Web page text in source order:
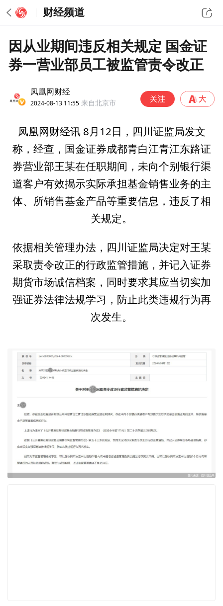
财经频道
因从业期间违反相关规定 国金证
券一营业部员工被监管责令改正
凤凰网财经
2024-08-13 11:55 来自北京市
凤凰网财经讯 8月12日，四川证监局发文
称，经查，国金证券成都青白江青江东路证
券营业部王某在任职期间，未向个别银行渠
道客户有效揭示实际承担基金销售业务的主
体、所销售基金产品等重要信息，违反了相
关规定。
依据相关管理办法，四川证监局决定对王某
采取责令改正的行政监管措施，并记入证券
期货市场诚信档案，同时要求其应当切实加
强证券法律法规学习，防止此类违规行为再
次发生。